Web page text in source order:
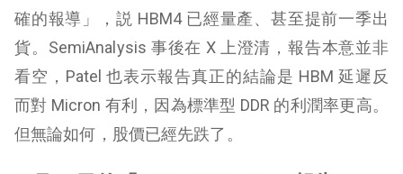
確的報導」，説 HBM4 已經量產、甚至提前一季出
貨。SemiAnalysis 事後在 X 上澄清，報告本意並非
看空，Patel 也表示報告真正的結論是 HBM 延遲反
而對 Micron 有利，因為標準型 DDR 的利潤率更高。
但無論如何，股價已經先跌了。